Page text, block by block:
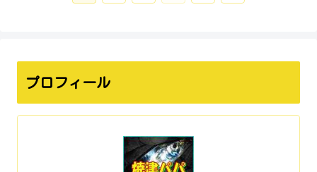
プロフィール